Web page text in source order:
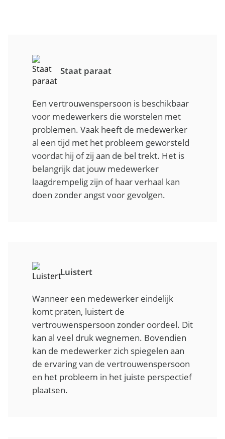
Staat paraat
Een vertrouwenspersoon is beschikbaar
voor medewerkers die worstelen met
problemen. Vaak heeft de medewerker
al een tijd met het probleem geworsteld
voordat hij of zij aan de bel trekt. Het is
belangrijk dat jouw medewerker
laagdrempelig zijn of haar verhaal kan
doen zonder angst voor gevolgen.
Luistert
Wanneer een medewerker eindelijk
komt praten, luistert de
vertrouwenspersoon zonder oordeel. Dit
kan al veel druk wegnemen. Bovendien
kan de medewerker zich spiegelen aan
de ervaring van de vertrouwenspersoon
en het probleem in het juiste perspectief
plaatsen.